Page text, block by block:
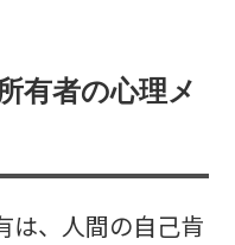
有者の心理メ
は、人間の自己肯